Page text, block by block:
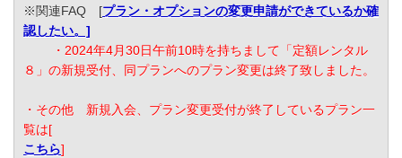
※関連FAQ [プラン・オプションの変更申請ができているか確
認したい。]
・2024年4月30日午前10時を持ちまして「定額レンタル
８」の新規受付、同プランへのプラン変更は終了致しました。
・その他 新規入会、プラン変更受付が終了しているプラン一
覧は[
こちら]